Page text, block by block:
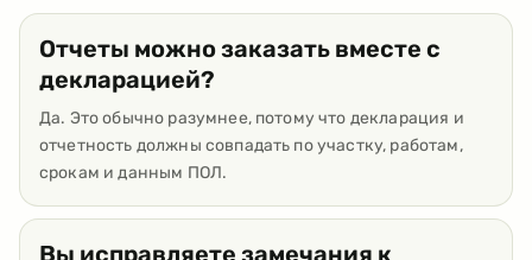
Отчеты можно заказать вместе с
декларацией?
Да. Это обычно разумнее, потому что декларация и
отчетность должны совпадать по участку, работам,
срокам и данным ПОЛ.
Вы исправляете замечания к